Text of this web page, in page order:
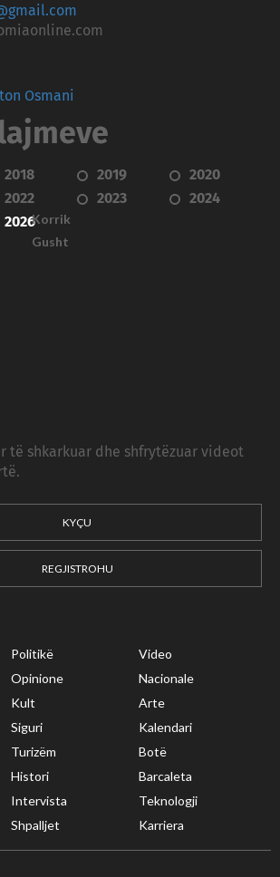
Osmani
2018 2019
2020
2022 2023
2024
2026Korrik
Gusht
të shkarkuar dhe shfrytëzuar videot
KYÇU
REGJISTROHU
Politikë
Video
Opinione
Nacionale
Kult
Arte
Siguri
Kalendari
Turizëm
Botë
Histori
Barcaleta
Intervista
Teknologji
Shpalljet Karriera